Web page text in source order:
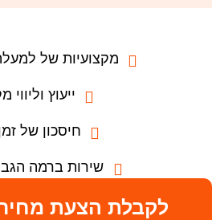
מקצועיות של למעלה מ-
ייעוץ וליווי
חיסכון של
שירות ברמה
לקבלת הצעת